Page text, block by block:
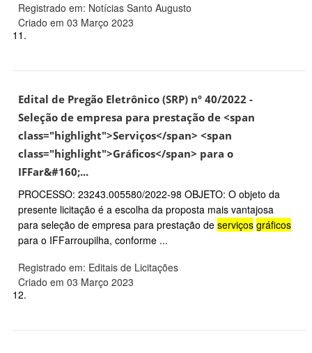
Registrado em: Notícias Santo Augusto
Criado em 03 Março 2023
11.
Edital de Pregão Eletrônico (SRP) nº 40/2022 -
Seleção de empresa para prestação de <span
class="highlight">Serviços</span> <span
class="highlight">Gráficos</span> para o
IFFar&#160;...
PROCESSO: 23243.005580/2022-98 OBJETO: O objeto da
presente licitação é a escolha da proposta mais vantajosa
para seleção de empresa para prestação de serviços gráficos
para o IFFarroupilha, conforme ...
Registrado em: Editais de Licitações
Criado em 03 Março 2023
12.